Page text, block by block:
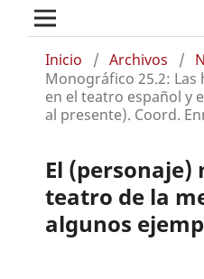
Inicio / Archivos /
Monográfico 25.2: Las
en el teatro español y
al presente). Coord.
El
teatro de la
algunos